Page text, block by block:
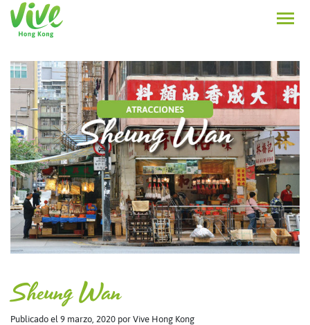
Sheung Wan
Publicado el 9 marzo, 2020 por Vive Hong Kong